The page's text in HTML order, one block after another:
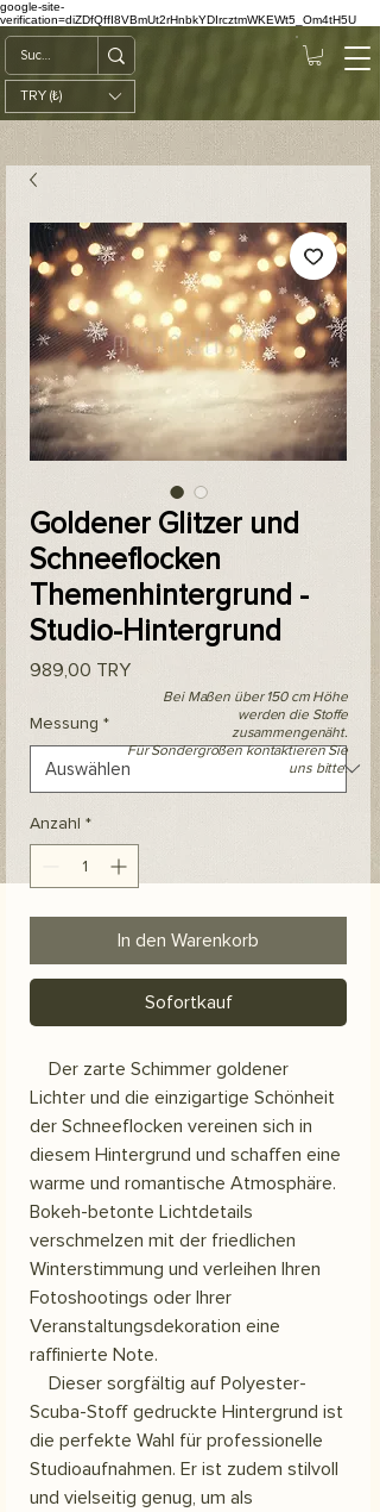
google-site-
verification=diZDfQffI8VBmUt2rHnbkYDIrcztmWKEWt5_Om4tH5U
TRY (₺)
Goldener Glitzer und
Schneeflocken
Themenhintergrund -
Studio-Hintergrund
989,00 TRYPreis
Messung *
Anzahl *
In den Warenkorb
Sofortkauf
Der zarte Schimmer goldener
Lichter und die einzigartige Schönheit
der Schneeflocken vereinen sich in
diesem Hintergrund und schaffen eine
warme und romantische Atmosphäre.
Bokeh-betonte Lichtdetails
verschmelzen mit der friedlichen
Winterstimmung und verleihen Ihren
Fotoshootings oder Ihrer
Veranstaltungsdekoration eine
raffinierte Note.
Dieser sorgfältig auf Polyester-
Scuba-Stoff gedruckte Hintergrund ist
die perfekte Wahl für professionelle
Studioaufnahmen. Er ist zudem stilvoll
und vielseitig genug, um als
Bei Maßen über 150 cm Höhe
werden die Stoffe
zusammengenäht.
Für Sondergrößen kontaktieren Sie
uns bitte.